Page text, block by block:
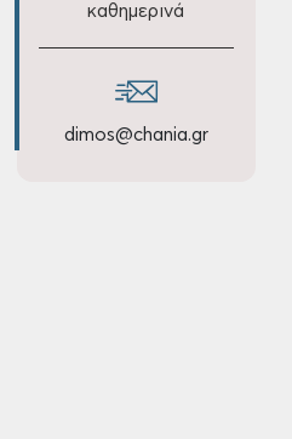
καθημερινά
dimos@chania.gr